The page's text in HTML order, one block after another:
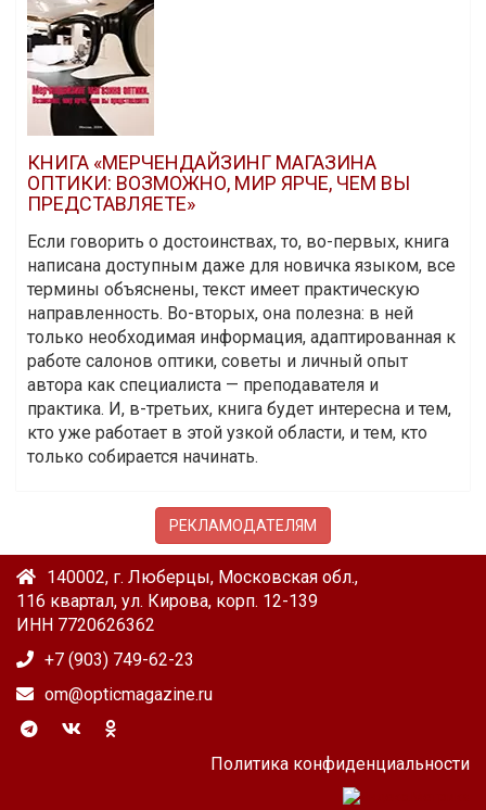
КНИГА «МЕРЧЕНДАЙЗИНГ МАГАЗИНА
ОПТИКИ: ВОЗМОЖНО, МИР ЯРЧЕ, ЧЕМ ВЫ
ПРЕДСТАВЛЯЕТЕ»
Если говорить о достоинствах, то, во-первых, книга
написана доступным даже для новичка языком, все
термины объяснены, текст имеет практическую
направленность. Во-вторых, она полезна: в ней
только необходимая информация, адаптированная к
работе салонов оптики, советы и личный опыт
автора как специалиста — преподавателя и
практика. И, в-третьих, книга будет интересна и тем,
кто уже работает в этой узкой области, и тем, кто
только собирается начинать.
РЕКЛАМОДАТЕЛЯМ
140002, г. Люберцы, Московская обл.,
116 квартал, ул. Кирова, корп. 12-139
ИНН 7720626362
+7 (903) 749-62-23
om@opticmagazine.ru
Политика конфиденциальности